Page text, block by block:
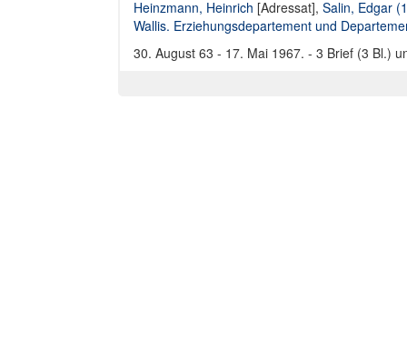
Heinzmann, Heinrich [Adressat], Salin, Edgar
Wallis. Erziehungsdepartement und
30. August 63 - 17. Mai 1967. - 3 Brief (3 Bl.)